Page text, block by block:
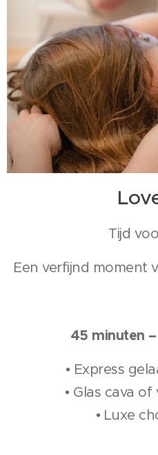
Tijd
Een verfijnd moment
45 minuten
• Express
• Glas cava
• Luxe